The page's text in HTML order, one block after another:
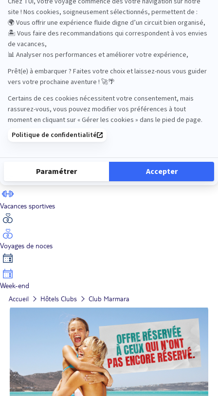
Road Trips
Safari
Sénior
Vacances sportives
Voyages de noces
Week-end
Accueil Hôtels Clubs Club Marmara